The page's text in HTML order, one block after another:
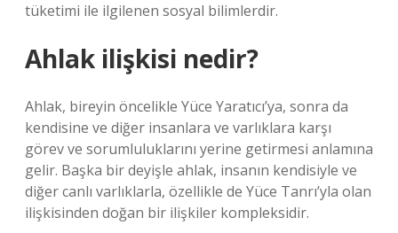
tüketimi ile ilgilenen sosyal bilimlerdir.
Ahlak ilişkisi nedir?
Ahlak, bireyin öncelikle Yüce Yaratıcı’ya, sonra da
kendisine ve diğer insanlara ve varlıklara karşı
görev ve sorumluluklarını yerine getirmesi anlamına
gelir. Başka bir deyişle ahlak, insanın kendisiyle ve
diğer canlı varlıklarla, özellikle de Yüce Tanrı’yla olan
ilişkisinden doğan bir ilişkiler kompleksidir.